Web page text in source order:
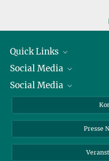
Quick Links
Präsident
Zahlen und Fakten
Meldestelle Fehlverhalten
Social Media
Bluesky
TikTok
Social Media
Instagram
YouTube
Presse